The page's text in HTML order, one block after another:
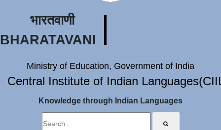
भारतवाणी
BHARATAVANI
Ministry of Education, Government of India
Central Institute of Indian
Knowledge through Indian Languages